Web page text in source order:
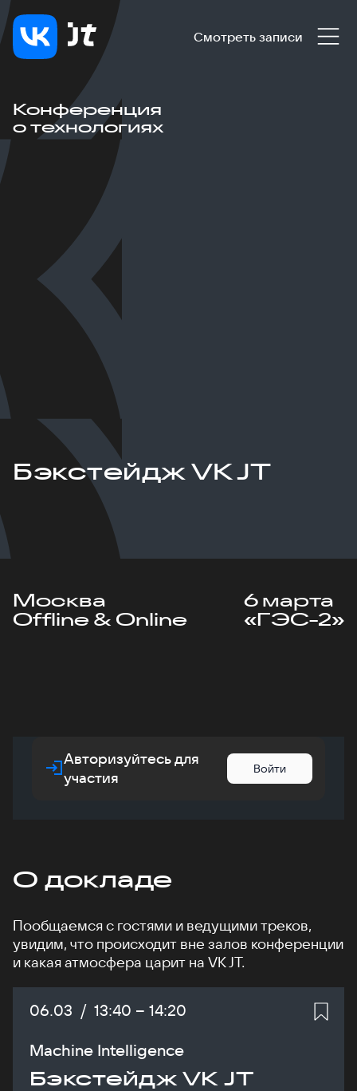
Смотреть записи
Конференция
о технологиях
Бэкстейдж VK JT
Москва
Offline & Online
6 марта
«ГЭС-2»
Авторизуйтесь для
участия
Войти
О докладе
Пообщаемся с гостями и ведущими треков,
увидим, что происходит вне залов конференции
и какая атмосфера царит на VK JT.
Дата:
06.03 / Начало:
13:40 – Конец:
14:20
Machine Intelligence
Бэкстейдж VK JT